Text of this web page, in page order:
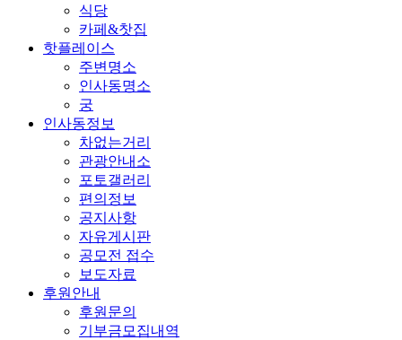
식당
카페&찻집
핫플레이스
주변명소
인사동명소
궁
인사동정보
차없는거리
관광안내소
포토갤러리
편의정보
공지사항
자유게시판
공모전 접수
보도자료
후원안내
후원문의
기부금모집내역